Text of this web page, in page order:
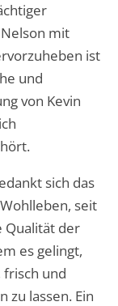
mit
ist
und
von Kevin
sich das
seit
Qualität der
es gelingt,
frisch und
zu lassen. Ein